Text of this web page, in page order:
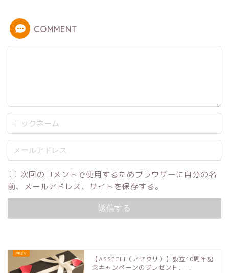
COMMENT
次回のコメントで使用するためブラウザーに自分の名
前、メールアドレス、サイトを保存する。
【ASSECLI（アセクリ）】設立10周年記
念キャンペーンのプレゼント、...